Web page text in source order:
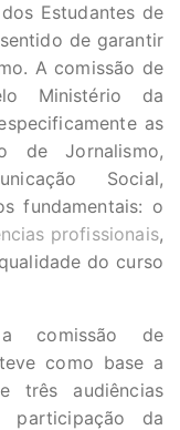
Estudantes de
de garantir
A comissão de
Ministério da
as
de Jornalismo,
Social,
fundamentais: o
profissionais,
do curso
comissão de
como base a
três audiências
participação da